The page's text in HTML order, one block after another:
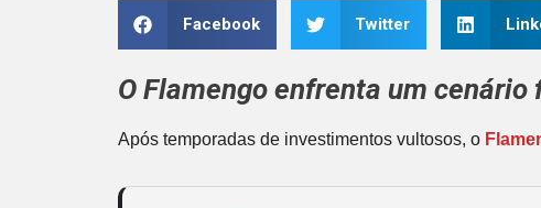
Facebook Twitter
O Flamengo enfrenta um cenário
Após temporadas de investimentos vultosos, o